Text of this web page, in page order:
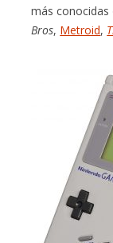
más
Bros, Metroid,